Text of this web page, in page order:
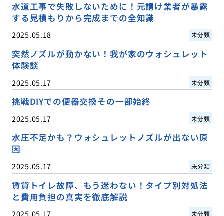
水道工事で失敗しないために！元請け業者が暴露
する見積もりから完成までの全知識
2025.05.18 未分類
突然ノズルが動かない！我が家のウォシュレット
体験談
2025.05.17 未分類
挑戦DIYでの便器交換その一部始終
2025.05.17 未分類
水圧不足かも？ウォシュレットノズルが出ない原
因
2025.05.17 未分類
賃貸トイレ故障、もう迷わない！タイプ別対処法
と費用負担の真実を徹底解説
2025.05.17 未分類